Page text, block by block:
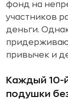
фонд на
участников
деньги.
привычек и
Каждый 10-
подушки